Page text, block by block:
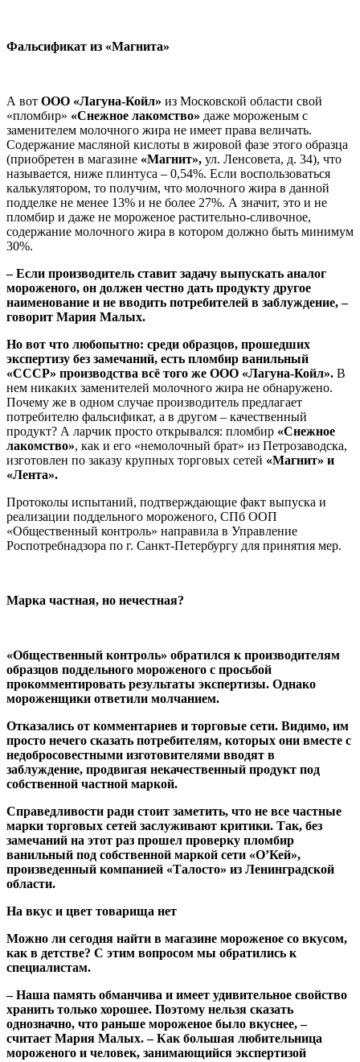
Фальсификат из «Магнита»
А вот ООО «Лагуна-Койл» из Московской области свой
«пломбир» «Снежное лакомство» даже мороженым с
заменителем молочного жира не имеет права величать.
Содержание масляной кислоты в жировой фазе этого образца
(приобретен в магазине «Магнит», ул. Ленсовета, д. 34), что
называется, ниже плинтуса – 0,54%. Если воспользоваться
калькулятором, то получим, что молочного жира в данной
подделке не менее 13% и не более 27%. А значит, это и не
пломбир и даже не мороженое растительно-сливочное,
содержание молочного жира в котором должно быть минимум
30%.
– Если производитель ставит задачу выпускать аналог
мороженого, он должен честно дать продукту другое
наименование и не вводить потребителей в заблуждение, –
говорит Мария Малых.
Но вот что любопытно: среди образцов, прошедших
экспертизу без замечаний, есть пломбир ванильный
«СССР» производства всё того же ООО «Лагуна-Койл». В
нем никаких заменителей молочного жира не обнаружено.
Почему же в одном случае производитель предлагает
потребителю фальсификат, а в другом – качественный
продукт? А ларчик просто открывался: пломбир «Снежное
лакомство», как и его «немолочный брат» из Петрозаводска,
изготовлен по заказу крупных торговых сетей «Магнит» и
«Лента».
Протоколы испытаний, подтверждающие факт выпуска и
реализации поддельного мороженого, СПб ООП
«Общественный контроль» направила в Управление
Роспотребнадзора по г. Санкт-Петербургу для принятия мер.
Марка частная, но нечестная?
«Общественный контроль» обратился к производителям
образцов поддельного мороженого с просьбой
прокомментировать результаты экспертизы. Однако
мороженщики ответили молчанием.
Отказались от комментариев и торговые сети. Видимо, им
просто нечего сказать потребителям, которых они вместе с
недобросовестными изготовителями вводят в
заблуждение, продвигая некачественный продукт под
собственной частной маркой.
Справедливости ради стоит заметить, что не все частные
марки торговых сетей заслуживают критики. Так, без
замечаний на этот раз прошел проверку пломбир
ванильный под собственной маркой сети «О’Кей»,
произведенный компанией «Талосто» из Ленинградской
области.
На вкус и цвет товарища нет
Можно ли сегодня найти в магазине мороженое со вкусом,
как в детстве? С этим вопросом мы обратились к
специалистам.
– Наша память обманчива и имеет удивительное свойство
хранить только хорошее. Поэтому нельзя сказать
однозначно, что раньше мороженое было вкуснее, –
считает Мария Малых. – Как большая любительница
мороженого и человек, занимающийся экспертизой